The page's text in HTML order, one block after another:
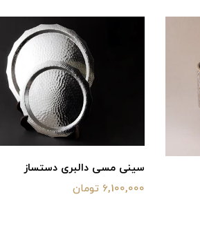
سینی مسی دالبری دستساز
6,100,000 تومان